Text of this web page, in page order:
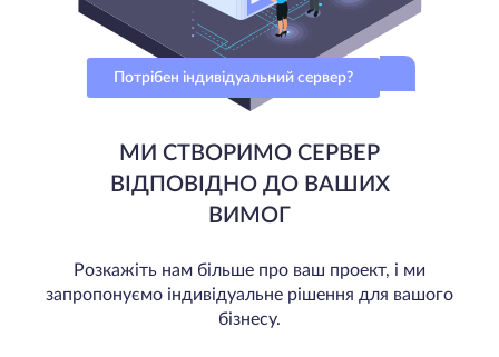
Потрібен індивідуальний сервер?
МИ СТВОРИМО СЕРВЕР
ВІДПОВІДНО ДО ВАШИХ
ВИМОГ
Розкажіть нам більше про ваш проект, і ми
запропонуємо індивідуальне рішення для вашого
бізнесу.